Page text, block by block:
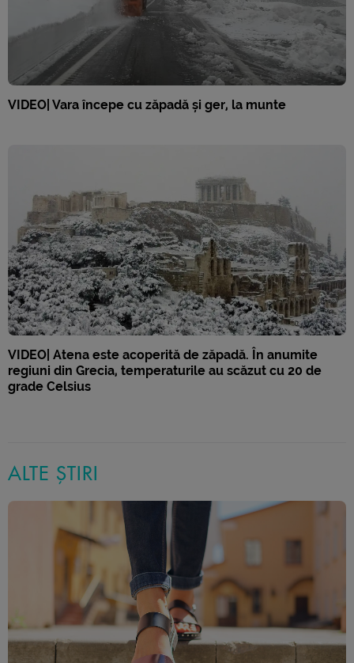
VIDEO| Vara începe cu zăpadă și ger, la munte
VIDEO| Atena este acoperită de zăpadă. În anumite
regiuni din Grecia, temperaturile au scăzut cu 20 de
grade Celsius
ALTE ȘTIRI